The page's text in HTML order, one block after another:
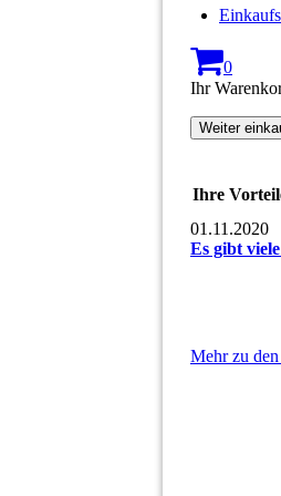
0
Ihr
Weiter
Ihre
01.11.2020
Es gibt
Mehr zu